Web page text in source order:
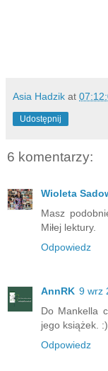
Asia Hadzik at
Udostępnij
6 komentarzy:
Wioleta
Masz
Miłej lektury.
Odpowiedz
AnnRK 9 wrz
Do Mankella
jego książek. :)
Odpowiedz